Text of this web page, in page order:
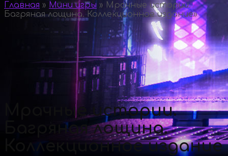
Главная » Мини игры » Мрачные истории.
Багряная лощина. Коллекционное издание»
Мрачные истории.
Багряная лощина.
Коллекционное издание